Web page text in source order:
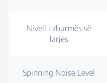
Niveli i zhurmës së
larjes
Spinning Noise Level